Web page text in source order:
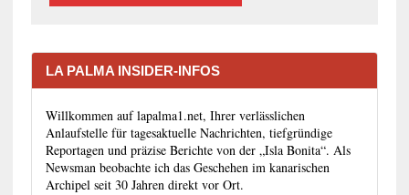
LA PALMA INSIDER-INFOS
Willkommen auf lapalma1.net, Ihrer verlässlichen
Anlaufstelle für tagesaktuelle Nachrichten, tiefgründige
Reportagen und präzise Berichte von der „Isla Bonita“. Als
Newsman beobachte ich das Geschehen im kanarischen
Archipel seit 30 Jahren direkt vor Ort.